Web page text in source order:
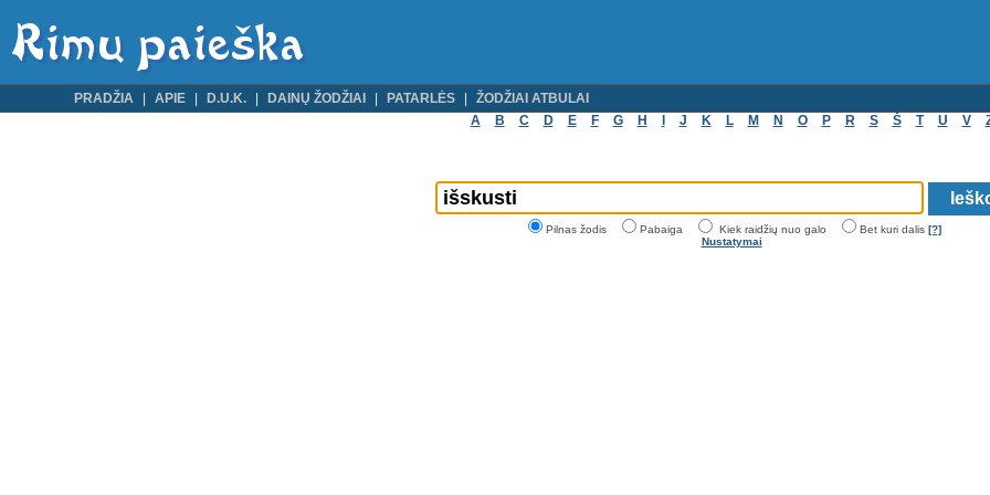
PRADŽIA APIE D.U.K. DAINŲ ŽODŽIAI PATARLĖS
ŽODŽIAI ATBULAI
A
B C D E F G H J K L M N O P R S Š T U V
Pilnas žodis Pabaiga Kiek raidžių nuo galo Bet kuri dalis [?]
Nustatymai